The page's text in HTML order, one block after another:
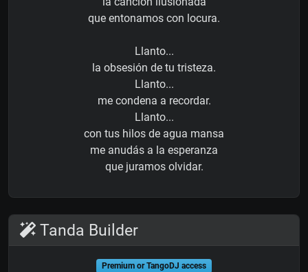
que entonamos con locura.
Llanto...
la obsesión de tu tristeza.
Llanto...
me condena a recordar.
Llanto...
con tus hilos de agua mansa
me anudás a la esperanza
que juramos olvidar.
Tanda Builder
Premium or TangoDJ access